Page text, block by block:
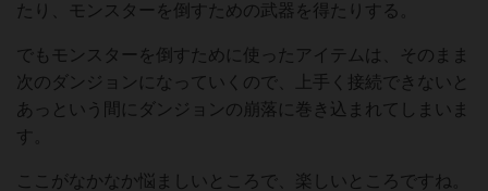
たり、モンスターを倒すための武器を得たりする。
でもモンスターを倒すために使ったアイテムは、そのまま
次のダンジョンになっていくので、上手く接続できないと
あっという間にダンジョンの崩落に巻き込まれてしまいま
す。
ここがなかなか悩ましいところで、楽しいところですね。